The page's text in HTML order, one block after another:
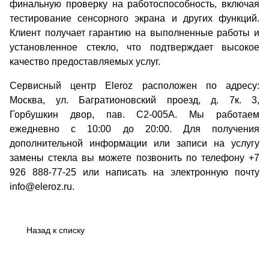
финальную проверку на работоспособность, включая
тестирование сенсорного экрана и других функций.
Клиент получает гарантию на выполненные работы и
установленное стекло, что подтверждает высокое
качество предоставляемых услуг.
Сервисный центр Eleroz расположен по адресу:
Москва, ул. Багратионовский проезд, д. 7к. 3,
Горбушкин двор, пав. C2-005A. Мы работаем
ежедневно с 10:00 до 20:00. Для получения
дополнительной информации или записи на услугу
замены стекла вы можете позвонить по телефону +7
926 888-77-25 или написать на электронную почту
info@eleroz.ru.
Назад к списку